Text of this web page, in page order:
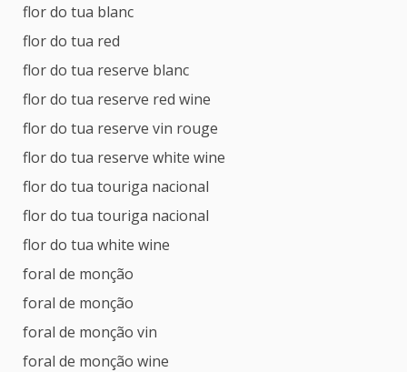
flor do tua blanc
flor do tua red
flor do tua reserve blanc
flor do tua reserve red wine
flor do tua reserve vin rouge
flor do tua reserve white wine
flor do tua touriga nacional
flor do tua touriga nacional
flor do tua white wine
foral de monção
foral de monção
foral de monção vin
foral de monção wine